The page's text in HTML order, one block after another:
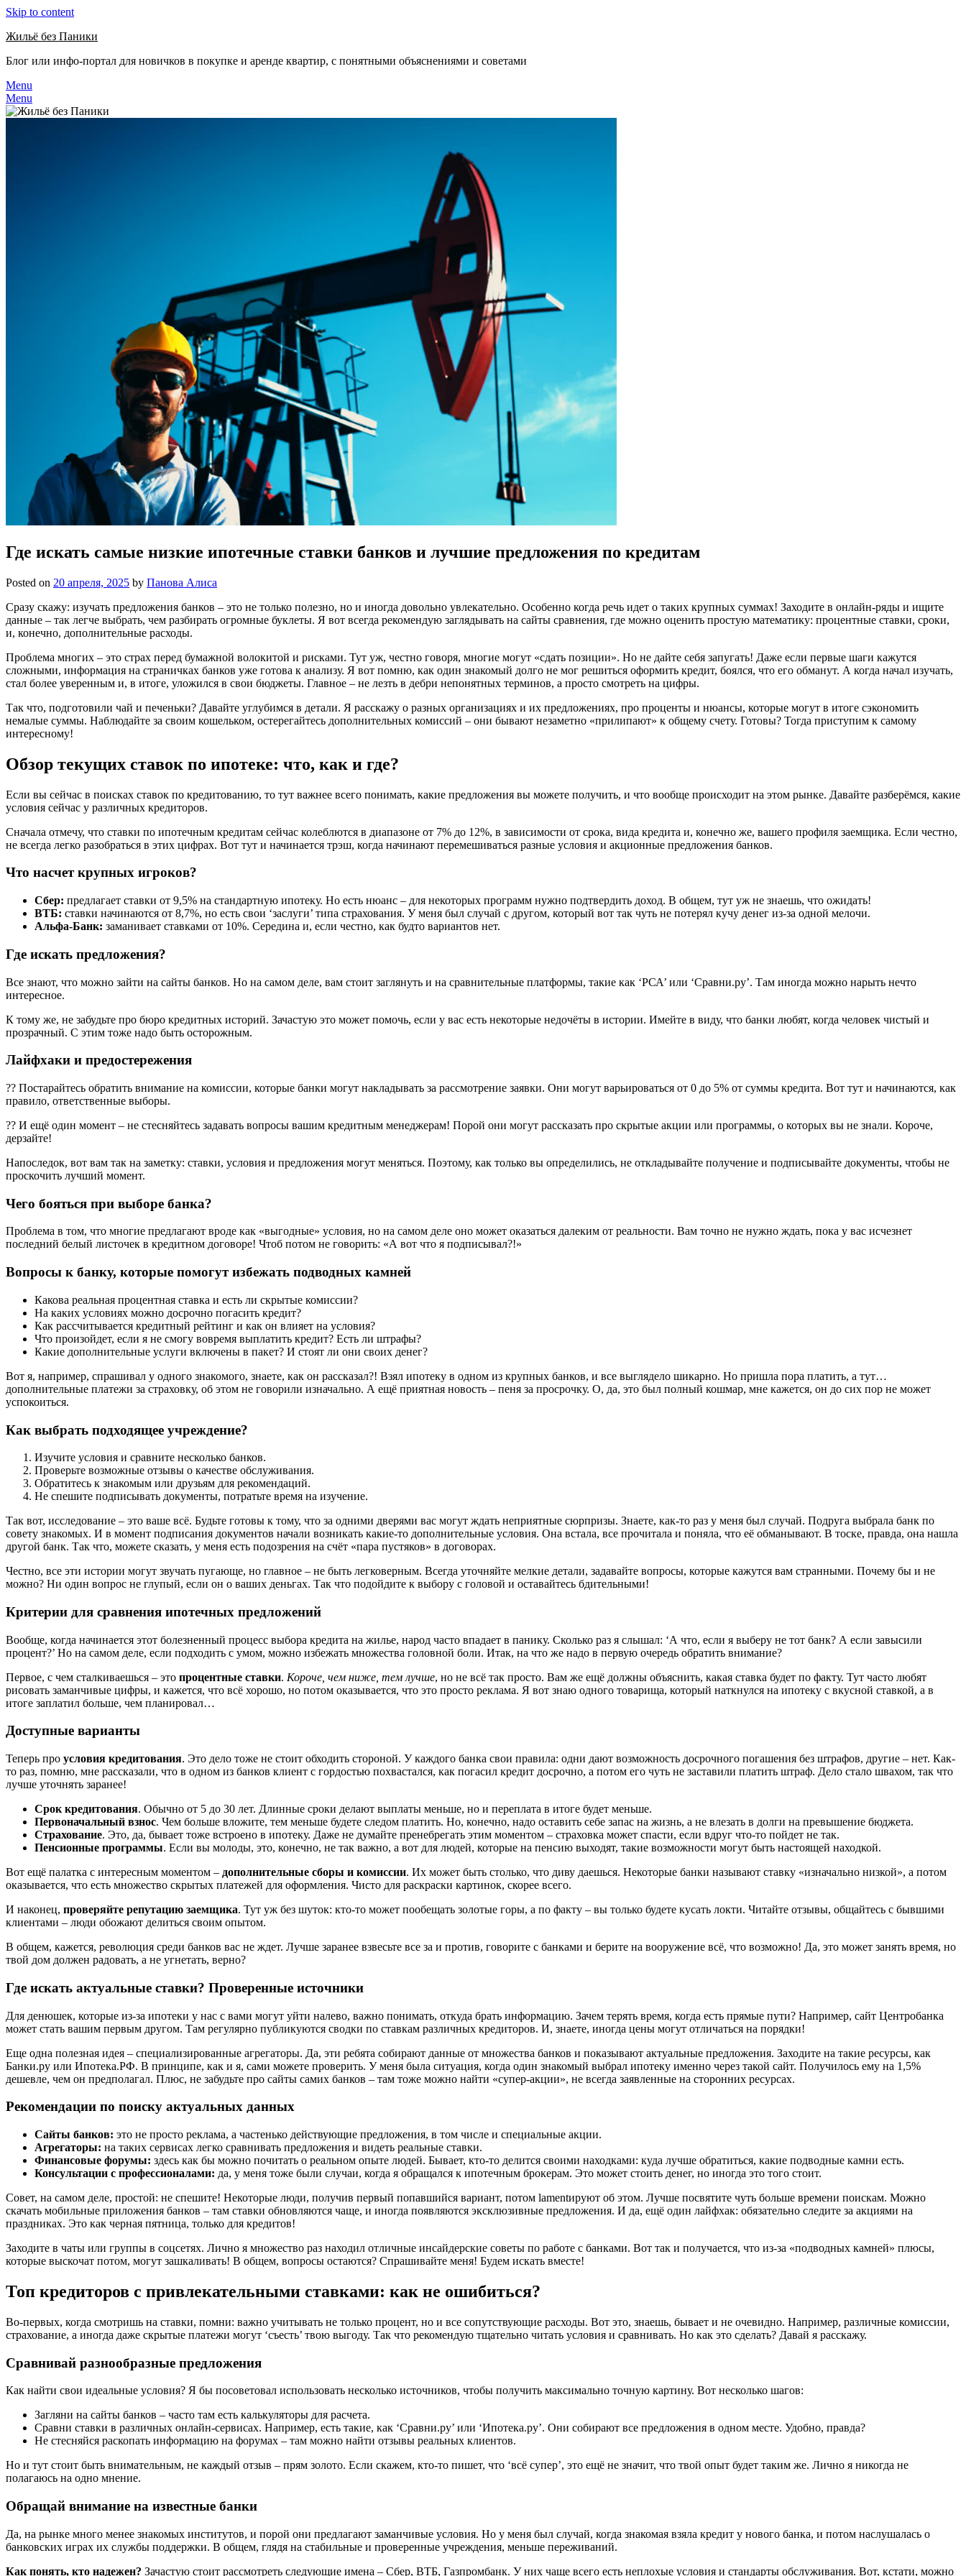
Skip to content
Жильё без Паники
Блог или инфо-портал для новичков в покупке и аренде квартир, с понятными объяснениями и советами
Menu
Menu
Где искать самые низкие ипотечные ставки банков и лучшие предложения по кредитам
Posted on 20 апреля, 2025 by Панова Алиса
Сразу скажу: изучать предложения банков – это не только полезно, но и иногда довольно увлекательно. Особенно когда речь идет о таких крупных суммах! Заходите в онлайн-ряды и ищите
данные – так легче выбрать, чем разбирать огромные буклеты. Я вот всегда рекомендую заглядывать на сайты сравнения, где можно оценить простую математику: процентные ставки, сроки,
и, конечно, дополнительные расходы.
Проблема многих – это страх перед бумажной волокитой и рисками. Тут уж, честно говоря, многие могут «сдать позиции». Но не дайте себя запугать! Даже если первые шаги кажутся
сложными, информация на страничках банков уже готова к анализу. Я вот помню, как один знакомый долго не мог решиться оформить кредит, боялся, что его обманут. А когда начал изучать,
стал более уверенным и, в итоге, уложился в свои бюджеты. Главное – не лезть в дебри непонятных терминов, а просто смотреть на цифры.
Так что, подготовили чай и печеньки? Давайте углубимся в детали. Я расскажу о разных организациях и их предложениях, про проценты и нюансы, которые могут в итоге сэкономить
немалые суммы. Наблюдайте за своим кошельком, остерегайтесь дополнительных комиссий – они бывают незаметно «прилипают» к общему счету. Готовы? Тогда приступим к самому
интересному!
Обзор текущих ставок по ипотеке: что, как и где?
Если вы сейчас в поисках ставок по кредитованию, то тут важнее всего понимать, какие предложения вы можете получить, и что вообще происходит на этом рынке. Давайте разберёмся, какие
условия сейчас у различных кредиторов.
Сначала отмечу, что ставки по ипотечным кредитам сейчас колеблются в диапазоне от 7% до 12%, в зависимости от срока, вида кредита и, конечно же, вашего профиля заемщика. Если честно,
не всегда легко разобраться в этих цифрах. Вот тут и начинается трэш, когда начинают перемешиваться разные условия и акционные предложения банков.
Что насчет крупных игроков?
Сбер: предлагает ставки от 9,5% на стандартную ипотеку. Но есть нюанс – для некоторых программ нужно подтвердить доход. В общем, тут уж не знаешь, что ожидать!
ВТБ: ставки начинаются от 8,7%, но есть свои ‘заслуги’ типа страхования. У меня был случай с другом, который вот так чуть не потерял кучу денег из-за одной мелочи.
Альфа-Банк: заманивает ставками от 10%. Середина и, если честно, как будто вариантов нет.
Где искать предложения?
Все знают, что можно зайти на сайты банков. Но на самом деле, вам стоит заглянуть и на сравнительные платформы, такие как ‘РСА’ или ‘Сравни.ру’. Там иногда можно нарыть нечто
интересное.
К тому же, не забудьте про бюро кредитных историй. Зачастую это может помочь, если у вас есть некоторые недочёты в истории. Имейте в виду, что банки любят, когда человек чистый и
прозрачный. С этим тоже надо быть осторожным.
Лайфхаки и предостережения
?? Постарайтесь обратить внимание на комиссии, которые банки могут накладывать за рассмотрение заявки. Они могут варьироваться от 0 до 5% от суммы кредита. Вот тут и начинаются, как
правило, ответственные выборы.
?? И ещё один момент – не стесняйтесь задавать вопросы вашим кредитным менеджерам! Порой они могут рассказать про скрытые акции или программы, о которых вы не знали. Короче,
дерзайте!
Напоследок, вот вам так на заметку: ставки, условия и предложения могут меняться. Поэтому, как только вы определились, не откладывайте получение и подписывайте документы, чтобы не
проскочить лучший момент.
Чего бояться при выборе банка?
Проблема в том, что многие предлагают вроде как «выгодные» условия, но на самом деле оно может оказаться далеким от реальности. Вам точно не нужно ждать, пока у вас исчезнет
последний белый листочек в кредитном договоре! Чтоб потом не говорить: «А вот что я подписывал?!»
Вопросы к банку, которые помогут избежать подводных камней
Какова реальная процентная ставка и есть ли скрытые комиссии?
На каких условиях можно досрочно погасить кредит?
Как рассчитывается кредитный рейтинг и как он влияет на условия?
Что произойдет, если я не смогу вовремя выплатить кредит? Есть ли штрафы?
Какие дополнительные услуги включены в пакет? И стоят ли они своих денег?
Вот я, например, спрашивал у одного знакомого, знаете, как он рассказал?! Взял ипотеку в одном из крупных банков, и все выглядело шикарно. Но пришла пора платить, а тут…
дополнительные платежи за страховку, об этом не говорили изначально. А ещё приятная новость – пеня за просрочку. О, да, это был полный кошмар, мне кажется, он до сих пор не может
успокоиться.
Как выбрать подходящее учреждение?
Изучите условия и сравните несколько банков.
Проверьте возможные отзывы о качестве обслуживания.
Обратитесь к знакомым или друзьям для рекомендаций.
Не спешите подписывать документы, потратьте время на изучение.
Так вот, исследование – это ваше всё. Будьте готовы к тому, что за одними дверями вас могут ждать неприятные сюрпризы. Знаете, как-то раз у меня был случай. Подруга выбрала банк по
совету знакомых. И в момент подписания документов начали возникать какие-то дополнительные условия. Она встала, все прочитала и поняла, что её обманывают. В тоске, правда, она нашла
другой банк. Так что, можете сказать, у меня есть подозрения на счёт «пара пустяков» в договорах.
Честно, все эти истории могут звучать пугающе, но главное – не быть легковерным. Всегда уточняйте мелкие детали, задавайте вопросы, которые кажутся вам странными. Почему бы и не
можно? Ни один вопрос не глупый, если он о ваших деньгах. Так что подойдите к выбору с головой и оставайтесь бдительными!
Критерии для сравнения ипотечных предложений
Вообще, когда начинается этот болезненный процесс выбора кредита на жилье, народ часто впадает в панику. Сколько раз я слышал: ‘А что, если я выберу не тот банк? А если завысили
процент?’ Но на самом деле, если подходить с умом, можно избежать множества головной боли. Итак, на что же надо в первую очередь обратить внимание?
Первое, с чем сталкиваешься – это процентные ставки. Короче, чем ниже, тем лучше, но не всё так просто. Вам же ещё должны объяснить, какая ставка будет по факту. Тут часто любят
рисовать заманчивые цифры, и кажется, что всё хорошо, но потом оказывается, что это просто реклама. Я вот знаю одного товарища, который наткнулся на ипотеку с вкусной ставкой, а в
итоге заплатил больше, чем планировал…
Доступные варианты
Теперь про условия кредитования. Это дело тоже не стоит обходить стороной. У каждого банка свои правила: одни дают возможность досрочного погашения без штрафов, другие – нет. Как-
то раз, помню, мне рассказали, что в одном из банков клиент с гордостью похвастался, как погасил кредит досрочно, а потом его чуть не заставили платить штраф. Дело стало швахом, так что
лучше уточнять заранее!
Срок кредитования. Обычно от 5 до 30 лет. Длинные сроки делают выплаты меньше, но и переплата в итоге будет меньше.
Первоначальный взнос. Чем больше вложите, тем меньше будете следом платить. Но, конечно, надо оставить себе запас на жизнь, а не влезать в долги на превышение бюджета.
Страхование. Это, да, бывает тоже встроено в ипотеку. Даже не думайте пренебрегать этим моментом – страховка может спасти, если вдруг что-то пойдет не так.
Пенсионные программы. Если вы молоды, это, конечно, не так важно, а вот для людей, которые на пенсию выходят, такие возможности могут быть настоящей находкой.
Вот ещё палатка с интересным моментом – дополнительные сборы и комиссии. Их может быть столько, что диву даешься. Некоторые банки называют ставку «изначально низкой», а потом
оказывается, что есть множество скрытых платежей для оформления. Чисто для раскраски картинок, скорее всего.
И наконец, проверяйте репутацию заемщика. Тут уж без шуток: кто-то может пообещать золотые горы, а по факту – вы только будете кусать локти. Читайте отзывы, общайтесь с бывшими
клиентами – люди обожают делиться своим опытом.
В общем, кажется, революция среди банков вас не ждет. Лучше заранее взвесьте все за и против, говорите с банками и берите на вооружение всё, что возможно! Да, это может занять время, но
твой дом должен радовать, а не угнетать, верно?
Где искать актуальные ставки? Проверенные источники
Для денюшек, которые из-за ипотеки у нас с вами могут уйти налево, важно понимать, откуда брать информацию. Зачем терять время, когда есть прямые пути? Например, сайт Центробанка
может стать вашим первым другом. Там регулярно публикуются сводки по ставкам различных кредиторов. И, знаете, иногда цены могут отличаться на порядки!
Еще одна полезная идея – специализированные агрегаторы. Да, эти ребята собирают данные от множества банков и показывают актуальные предложения. Заходите на такие ресурсы, как
Банки.ру или Ипотека.РФ. В принципе, как и я, сами можете проверить. У меня была ситуация, когда один знакомый выбрал ипотеку именно через такой сайт. Получилось ему на 1,5%
дешевле, чем он предполагал. Плюс, не забудьте про сайты самих банков – там тоже можно найти «супер-акции», не всегда заявленные на сторонних ресурсах.
Рекомендации по поиску актуальных данных
Сайты банков: это не просто реклама, а частенько действующие предложения, в том числе и специальные акции.
Агрегаторы: на таких сервисах легко сравнивать предложения и видеть реальные ставки.
Финансовые форумы: здесь как бы можно почитать о реальном опыте людей. Бывает, кто-то делится своими находками: куда лучше обратиться, какие подводные камни есть.
Консультации с профессионалами: да, у меня тоже были случаи, когда я обращался к ипотечным брокерам. Это может стоить денег, но иногда это того стоит.
Совет, на самом деле, простой: не спешите! Некоторые люди, получив первый попавшийся вариант, потом lamentируют об этом. Лучше посвятите чуть больше времени поискам. Можно
скачать мобильные приложения банков – там ставки обновляются чаще, и иногда появляются эксклюзивные предложения. И да, ещё один лайфхак: обязательно следите за акциями на
праздниках. Это как черная пятница, только для кредитов!
Заходите в чаты или группы в соцсетях. Лично я множество раз находил отличные инсайдерские советы по работе с банками. Вот так и получается, что из-за «подводных камней» плюсы,
которые выскочат потом, могут зашкаливать! В общем, вопросы остаются? Спрашивайте меня! Будем искать вместе!
Топ кредиторов с привлекательными ставками: как не ошибиться?
Во-первых, когда смотришь на ставки, помни: важно учитывать не только процент, но и все сопутствующие расходы. Вот это, знаешь, бывает и не очевидно. Например, различные комиссии,
страхование, а иногда даже скрытые платежи могут ‘съесть’ твою выгоду. Так что рекомендую тщательно читать условия и сравнивать. Но как это сделать? Давай я расскажу.
Сравнивай разнообразные предложения
Как найти свои идеальные условия? Я бы посоветовал использовать несколько источников, чтобы получить максимально точную картину. Вот несколько шагов:
Загляни на сайты банков – часто там есть калькуляторы для расчета.
Сравни ставки в различных онлайн-сервисах. Например, есть такие, как ‘Сравни.ру’ или ‘Ипотека.ру’. Они собирают все предложения в одном месте. Удобно, правда?
Не стесняйся раскопать информацию на форумах – там можно найти отзывы реальных клиентов.
Но и тут стоит быть внимательным, не каждый отзыв – прям золото. Если скажем, кто-то пишет, что ‘всё супер’, это ещё не значит, что твой опыт будет таким же. Лично я никогда не
полагаюсь на одно мнение.
Обращай внимание на известные банки
Да, на рынке много менее знакомых институтов, и порой они предлагают заманчивые условия. Но у меня был случай, когда знакомая взяла кредит у нового банка, и потом наслушалась о
банковских играх их службы поддержки. В общем, глядя на стабильные и проверенные учреждения, меньше переживаний.
Как понять, кто надежен? Зачастую стоит рассмотреть следующие имена – Сбер, ВТБ, Газпромбанк. У них чаще всего есть неплохые условия и стандарты обслуживания. Вот, кстати, можно